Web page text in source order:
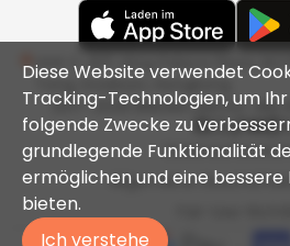
Unit C, 8/F, King Palace Plaza,
Tong, Kowloon, Hongkong
2017-2026 BNESIM LIMITED.
Allgemeine
Diese Website verwendet
Tracking-Technologien, um
folgende Zwecke zu
grundlegende Funktionalität
ermöglichen und eine
bieten.
Ich verstehe